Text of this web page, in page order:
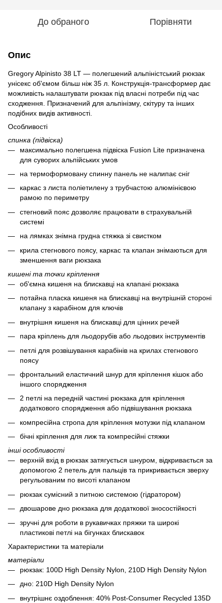
До обраного Порівняти
Опис
Gregory Alpinisto 38 LT — полегшений альпіністський рюкзак
унісекс об'ємом більш ніж 35 л. Конструкція-трансформер дає
можливість налаштувати рюкзак під власні потреби під час
сходження. Призначений для альпінізму, скітуру та інших
подібних видів активності.
Особливості
спинка (підвіска)
максимально полегшена підвіска Fusion Lite призначена
для суворих альпійських умов
на термоформовану спинну панель не налипає сніг
каркас з листа поліетилену з трубчастою алюмінієвою
рамою по периметру
стегновий пояс дозволяє працювати в страхувальній
системі
на лямках знімна грудна стяжка зі свистком
крила стегнового поясу, каркас та клапан знімаються для
зменшення ваги рюкзака
кишені та точки кріплення
об'ємна кишеня на блискавці на клапані рюкзака
потайна пласка кишеня на блискавці на внутрішній стороні
клапану з карабіном для ключів
внутрішня кишеня на блискавці для цінних речей
пара кріплень для льодорубів або льодових інструментів
петлі для розвішування карабінів на крилах стегнового
поясу
фронтальний еластичний шнур для кріплення кішок або
іншого спорядження
2 петлі на передній частині рюкзака для кріплення
додаткового спорядження або підвішування рюкзака
компресійна стропа для кріплення мотузки під клапаном
бічні кріплення для лиж та компресійні стяжки
інші особливості
верхній вхід в рюкзак затягується шнуром, відкривається за
допомогою 2 петель для пальців та прикривається зверху
регульованим по висоті клапаном
рюкзак сумісний з питною системою (гідратором)
двошарове дно рюкзака для додаткової зносостійкості
зручні для роботи в рукавичках пряжки та широкі
пластикові петлі на бігунках блискавок
Характеристики та матеріали
матеріали
рюкзак: 100D High Density Nylon, 210D High Density Nylon
дно: 210D High Density Nylon
внутрішнє оздоблення: 40% Post-Consumer Recycled 135D